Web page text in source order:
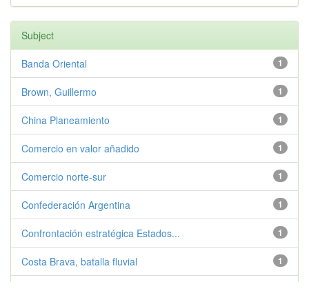
Subject
1
Banda Oriental
1
Brown, Guillermo
1
China Planeamiento
1
Comercio en valor añadido
1
Comercio norte-sur
1
Confederación Argentina
1
Confrontación estratégica Estados...
1
Costa Brava, batalla fluvial